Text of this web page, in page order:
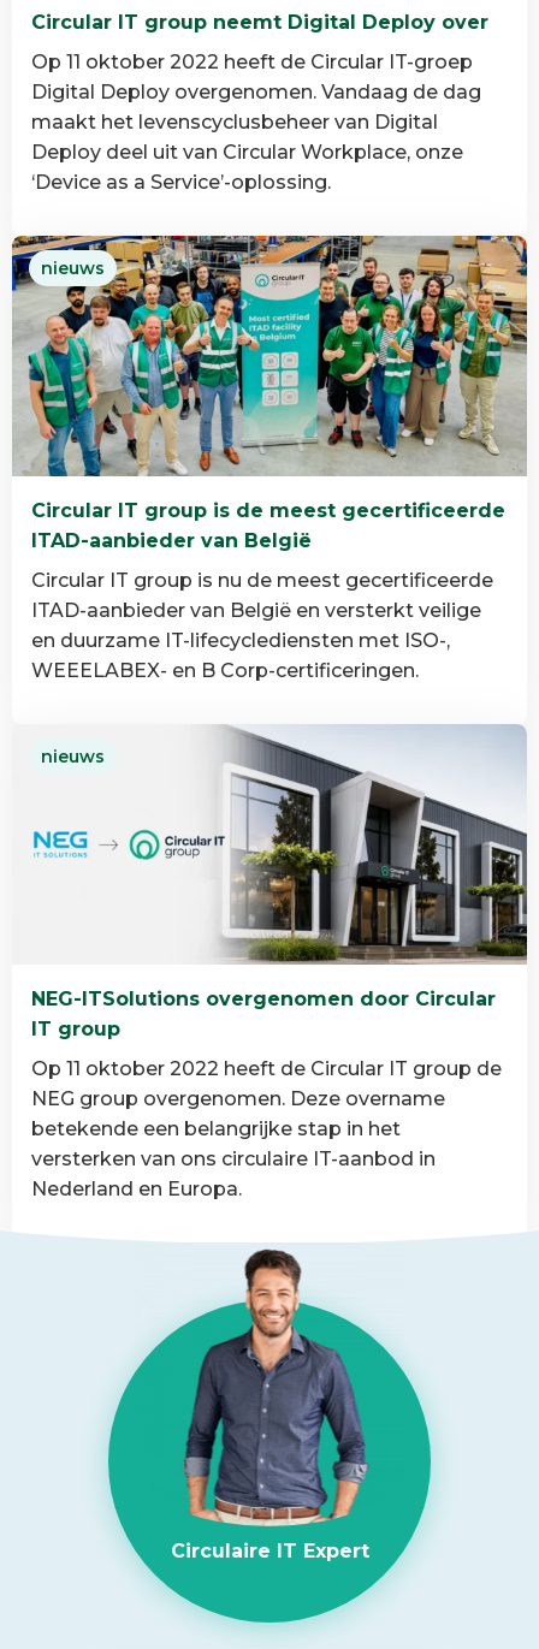
Circular IT group neemt Digital Deploy over
Op 11 oktober 2022 heeft de Circular IT-groep
Digital Deploy overgenomen. Vandaag de dag
maakt het levenscyclusbeheer van Digital
Deploy deel uit van Circular Workplace, onze
‘Device as a Service’-oplossing.
Lees
meer
over
Circular
IT
group
neemt
Digital
over
nieuws
Circular IT group is de meest gecertificeerde
ITAD-aanbieder van België
Circular IT group is nu de meest gecertificeerde
ITAD-aanbieder van België en versterkt veilige
en duurzame IT-lifecyclediensten met ISO-,
WEEELABEX- en B Corp-certificeringen.
meer
Circular
gecertificeerde
ITAD-
aanbieder
van
België
nieuws
NEG-ITSolutions overgenomen door Circular
IT group
Op 11 oktober 2022 heeft de Circular IT group de
NEG group overgenomen. Deze overname
betekende een belangrijke stap in het
versterken van ons circulaire IT-aanbod in
Nederland en Europa.
overgenomen
Circulaire IT Expert